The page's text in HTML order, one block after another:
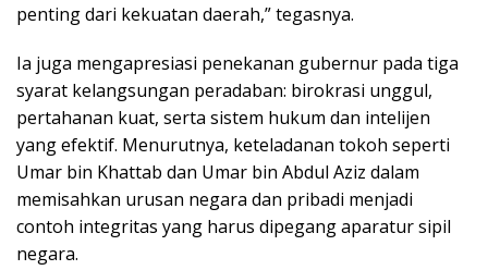
penting dari kekuatan daerah,” tegasnya.
Ia juga mengapresiasi penekanan gubernur pada tiga
syarat kelangsungan peradaban: birokrasi unggul,
pertahanan kuat, serta sistem hukum dan intelijen
yang efektif. Menurutnya, keteladanan tokoh seperti
Umar bin Khattab dan Umar bin Abdul Aziz dalam
memisahkan urusan negara dan pribadi menjadi
contoh integritas yang harus dipegang aparatur sipil
negara.